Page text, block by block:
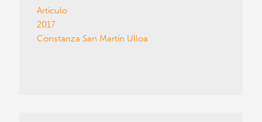
Artículo
2017
Constanza San Martín Ulloa